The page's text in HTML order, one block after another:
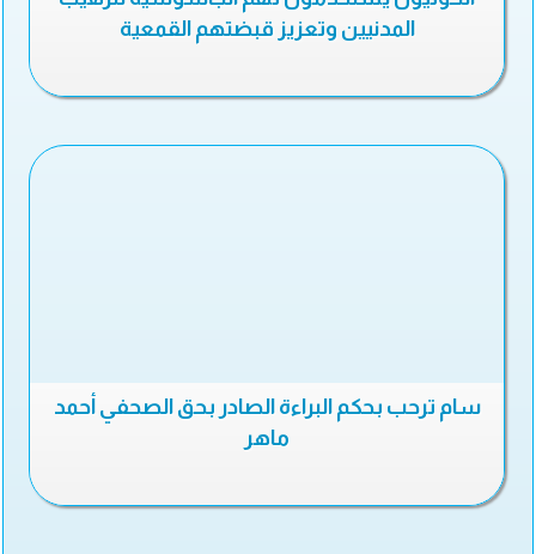
المدنيين وتعزيز قبضتهم القمعية
سام ترحب بحكم البراءة الصادر بحق الصحفي أحمد
ماهر